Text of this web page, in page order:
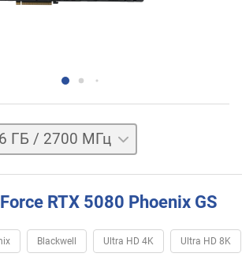
RTX 5080 Phoenix GS
Blackwell Ultra HD 4K Ultra HD 8K